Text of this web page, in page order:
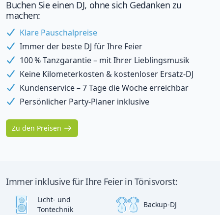
Buchen Sie einen DJ, ohne sich Gedanken zu
machen:
Klare Pauschalpreise
Immer der beste DJ für Ihre Feier
100 % Tanzgarantie – mit Ihrer Lieblingsmusik
Keine Kilometerkosten & kostenloser Ersatz-DJ
Kundenservice – 7 Tage die Woche erreichbar
Persönlicher Party-Planer inklusive
Zu den Preisen
Immer inklusive für Ihre Feier in Tönisvorst:
Licht- und
Tontechnik
Backup-DJ